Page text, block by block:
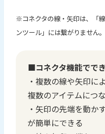
※コネクタの線・矢印は、「
ンツール」には繋がりません。
■コネクタ機能でで
・複数の線や矢印に
複数のアイテムにつ
・矢印の先端を動か
が簡単にできる